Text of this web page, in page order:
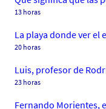
13 horas
La playa donde ver el
20 horas
Luis, profesor de
23 horas
Fernando Morientes,